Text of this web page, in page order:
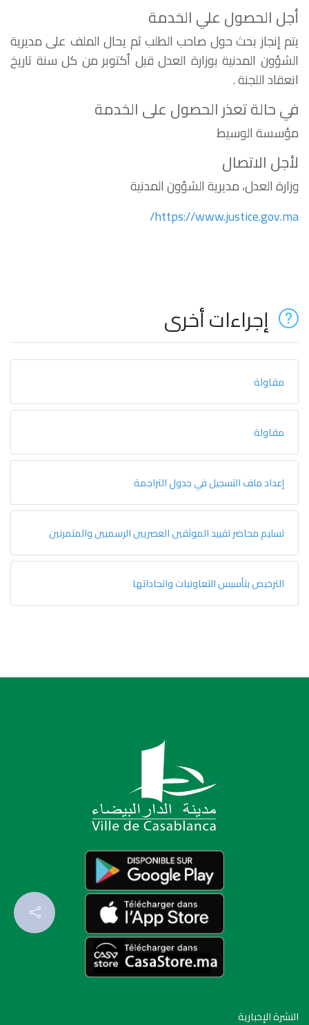
أجل الحصول علي الخدمة
يتم إنجاز بحث حول صاحب الطلب ثم يحال الملف على مديرية
الشؤون المدنية بوزارة العدل قبل أكتوبر من كل سنة تاريخ
انعقاد اللجنة .
في حالة تعذر الحصول على الخدمة
مؤسسة الوسيط
لأجل الاتصال
وزارة العدل، مديرية الشؤون المدنية
https://www.justice.gov.ma/
إجراءات أخرى
مقاولة
مقاولة
إعداد ملف التسجيل في جدول التراجمة
تسليم محاضر تقييد الموثقين العصريين الرسميين والمتمرنين
الترخيص بتأسيس التعاونيات واتحاداتها
النشرة الإخبارية